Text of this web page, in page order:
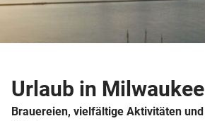
Urlaub in Milwaukee
Brauereien, vielfältige Aktivitäten